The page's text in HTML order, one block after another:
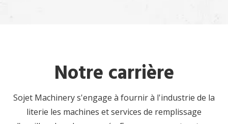
Notre carrière
Sojet Machinery s'engage à fournir à l'industrie de la
literie les machines et services de remplissage